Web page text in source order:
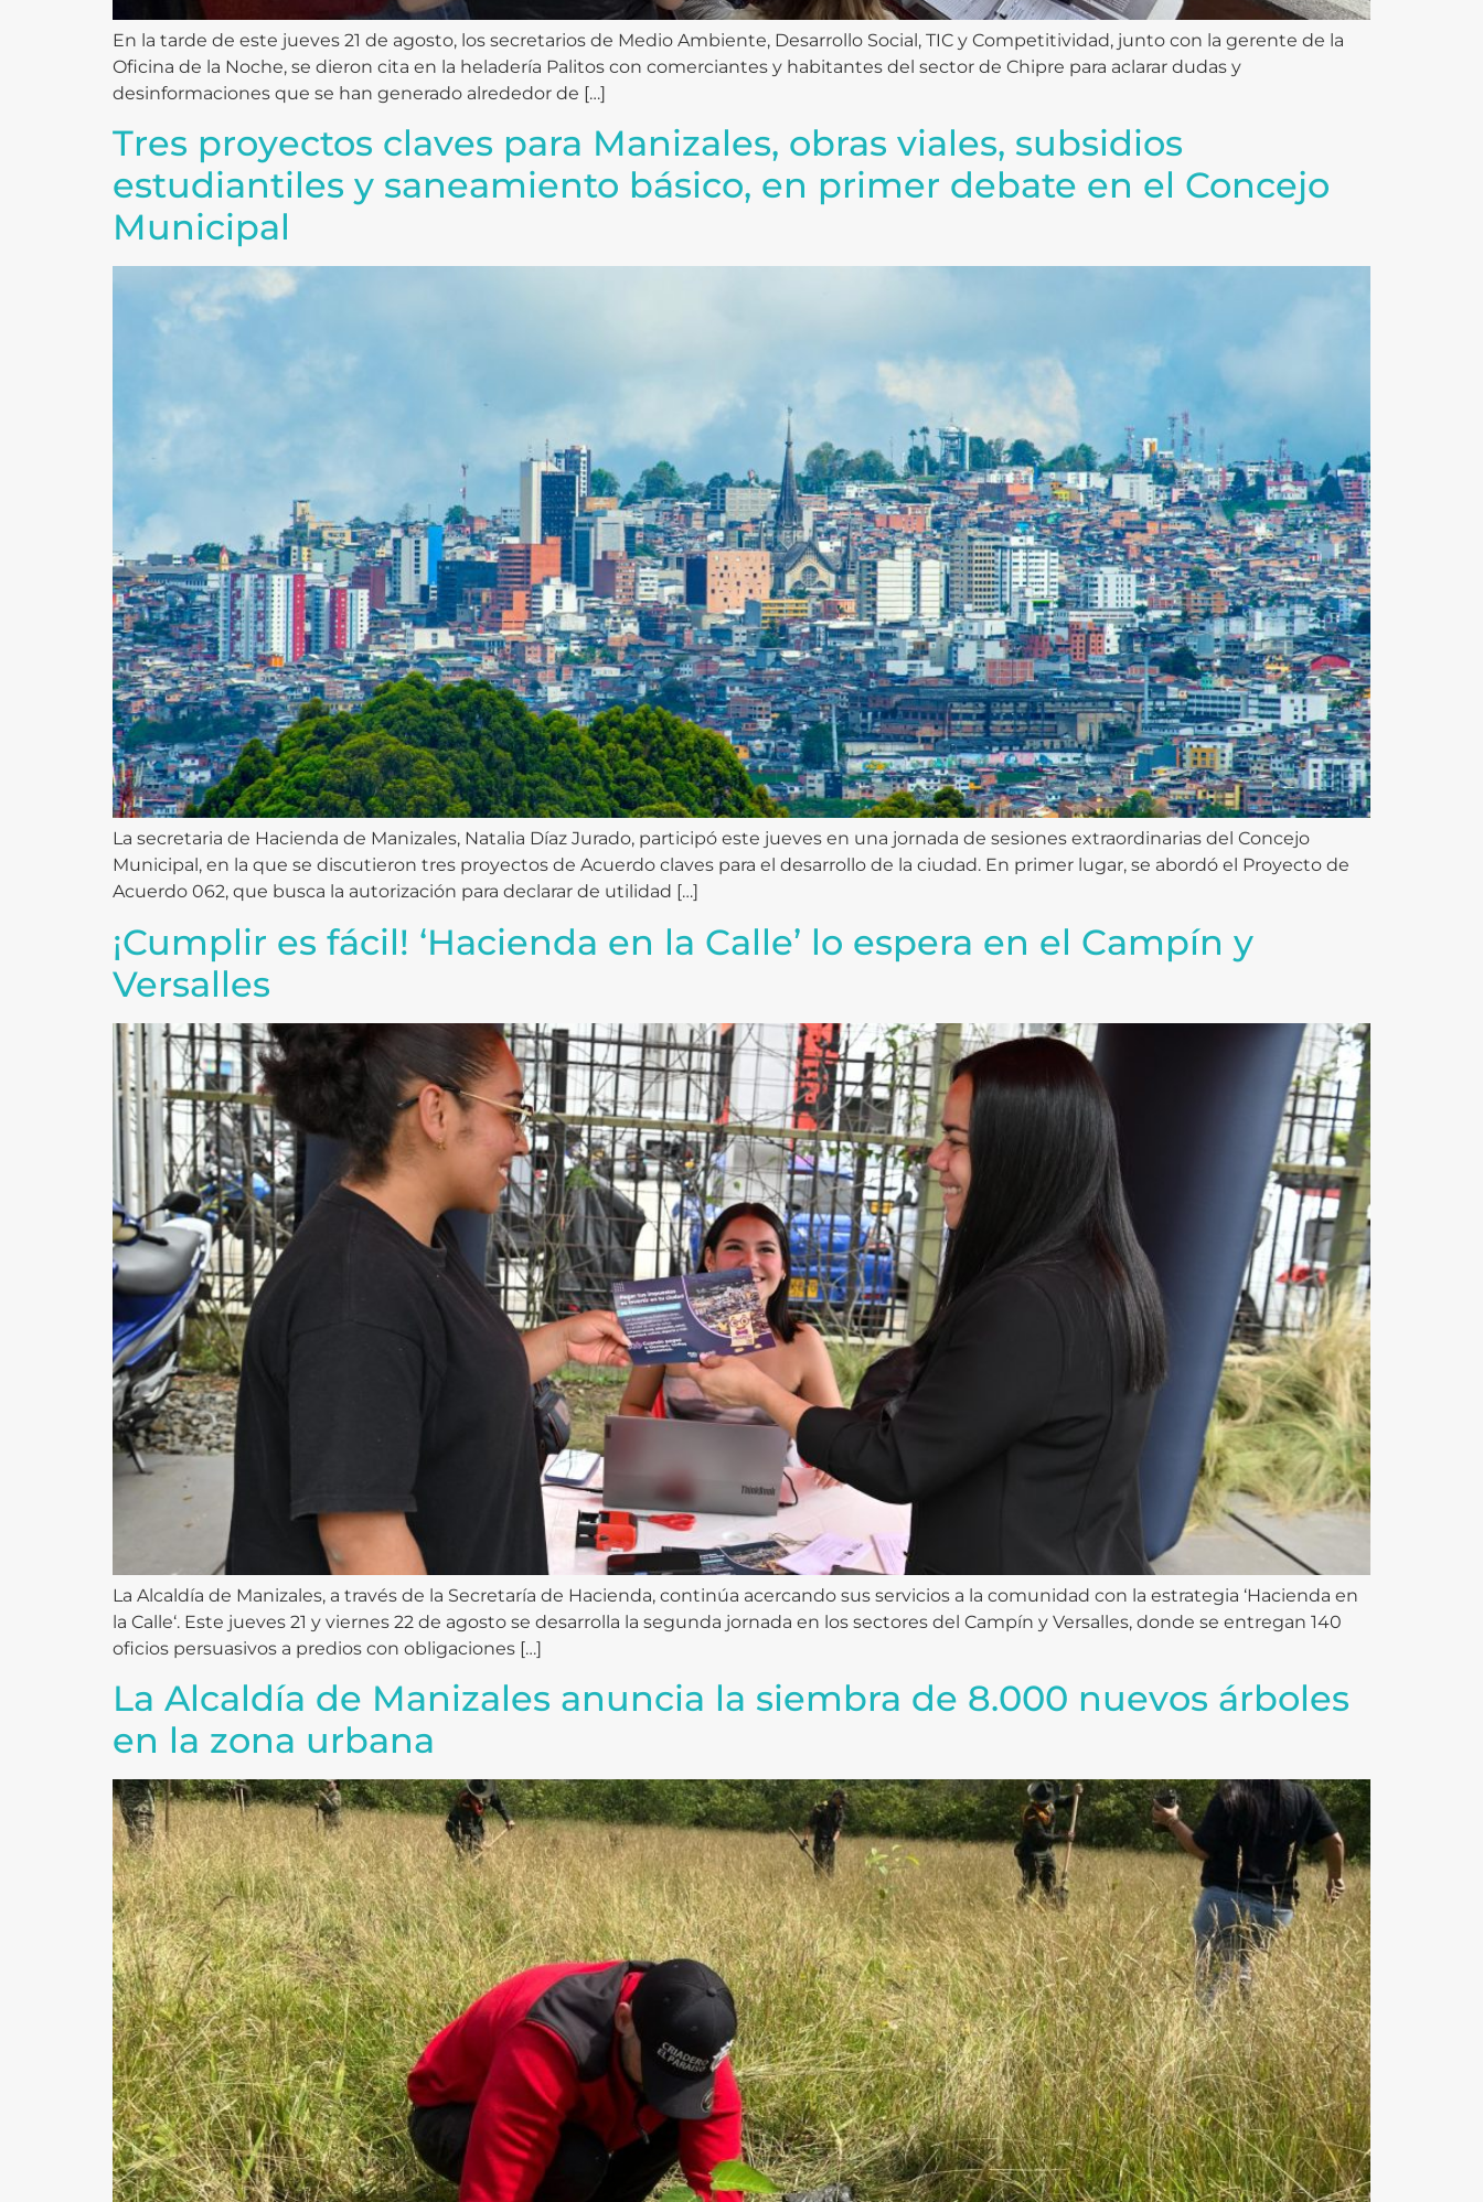
En la tarde de este jueves 21 de agosto, los secretarios de Medio Ambiente, Desarrollo Social, TIC y Competitividad, junto con la gerente de la
Oficina de la Noche, se dieron cita en la heladería Palitos con comerciantes y habitantes del sector de Chipre para aclarar dudas y
desinformaciones que se han generado alrededor de […]
Tres proyectos claves para Manizales, obras viales, subsidios
estudiantiles y saneamiento básico, en primer debate en el Concejo
Municipal
La secretaria de Hacienda de Manizales, Natalia Díaz Jurado, participó este jueves en una jornada de sesiones extraordinarias del Concejo
Municipal, en la que se discutieron tres proyectos de Acuerdo claves para el desarrollo de la ciudad. En primer lugar, se abordó el Proyecto de
Acuerdo 062, que busca la autorización para declarar de utilidad […]
¡Cumplir es fácil! ‘Hacienda en la Calle’ lo espera en el Campín y
Versalles
La Alcaldía de Manizales, a través de la Secretaría de Hacienda, continúa acercando sus servicios a la comunidad con la estrategia ‘Hacienda en
la Calle‘. Este jueves 21 y viernes 22 de agosto se desarrolla la segunda jornada en los sectores del Campín y Versalles, donde se entregan 140
oficios persuasivos a predios con obligaciones […]
La Alcaldía de Manizales anuncia la siembra de 8.000 nuevos árboles
en la zona urbana